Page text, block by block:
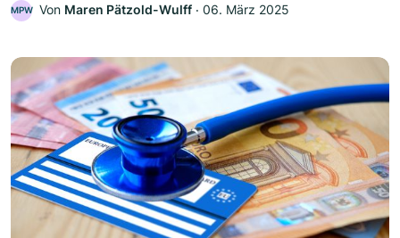
MPW Von Maren Pätzold-Wulff ‧ 06. März 2025